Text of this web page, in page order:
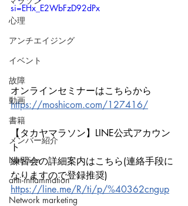
心理
アンチエイジング
イベント
故障
動画
書籍
メンバー紹介
Nutrition
anti-inflammation
Network marketing
si=EHx_E2WbFzD92dPx
オンラインセミナーはこちらから
https://moshicom.com/127416/
【タカヤマラソン】LINE公式アカウン
ト
練習会の詳細案内はこちら(連絡手段に
なりますので登録推奨)
https://line.me/R/ti/p/%40362cngup